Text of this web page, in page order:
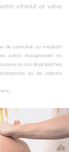
vitalité et votre
de consulter un médecin
points d’acupression ne
en cas de problèmes
ou de colonne